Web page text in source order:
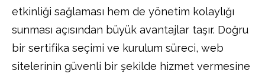
etkinliği sağlaması hem de yönetim kolaylığı
sunması açısından büyük avantajlar taşır. Doğru
bir sertifika seçimi ve kurulum süreci, web
sitelerinin güvenli bir şekilde hizmet vermesine